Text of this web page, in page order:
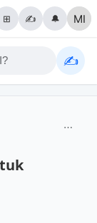
⊞ ✍️ 🔔
✍️
⋯